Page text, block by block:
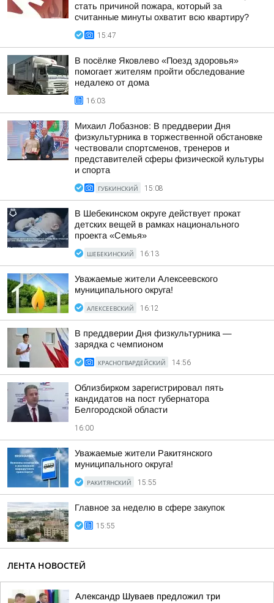
стать причиной пожара, который за
считанные минуты охватит всю квартиру?
15:47
В посёлке Яковлево «Поезд здоровья»
помогает жителям пройти обследование
недалеко от дома
16:03
Михаил Лобазнов: В преддверии Дня
физкультурника в торжественной обстановке
чествовали спортсменов, тренеров и
представителей сферы физической культуры
и спорта
ГУБКИНСКИЙ 15:08
В Шебекинском округе действует прокат
детских вещей в рамках национального
проекта «Семья»
ШЕБЕКИНСКИЙ 16:13
Уважаемые жители Алексеевского
муниципального округа!
АЛЕКСЕЕВСКИЙ 16:12
В преддверии Дня физкультурника —
зарядка с чемпионом
КРАСНОГВАРДЕЙСКИЙ 14:56
Облизбирком зарегистрировал пять
кандидатов на пост губернатора
Белгородской области
16:00
Уважаемые жители Ракитянского
муниципального округа!
РАКИТЯНСКИЙ 15:55
Главное за неделю в сфере закупок
15:55
ЛЕНТА НОВОСТЕЙ
Александр Шуваев предложил три